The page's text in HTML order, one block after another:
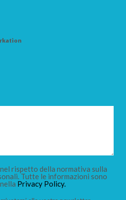
ADULTI
rispetto della normativa sulla
Tutte le informazioni sono
Privacy Policy.